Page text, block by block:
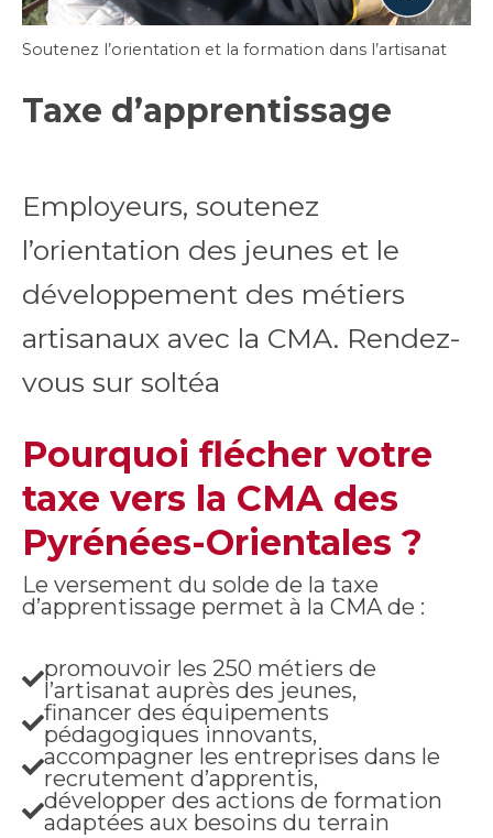
Soutenez l’orientation et la formation dans l’artisanat
Taxe d’apprentissage
Employeurs, soutenez
l’orientation des jeunes et le
développement des métiers
artisanaux avec la CMA. Rendez-
vous sur soltéa
Pourquoi flécher votre
taxe vers la CMA des
Pyrénées-Orientales ?
Le versement du solde de la taxe
d’apprentissage permet à la CMA de :
promouvoir les 250 métiers de
l’artisanat auprès des jeunes,
financer des équipements
pédagogiques innovants,
accompagner les entreprises dans le
recrutement d’apprentis,
développer des actions de formation
adaptées aux besoins du terrain